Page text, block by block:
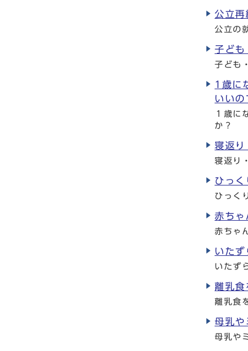
公立再
公立の
子ども
子ども
1歳に
いいの
１歳に
か？
寝返り
寝返り
ひっく
ひっく
赤ちゃ
赤ちゃ
いたず
いたず
離乳食
離乳食
母乳や
母乳や